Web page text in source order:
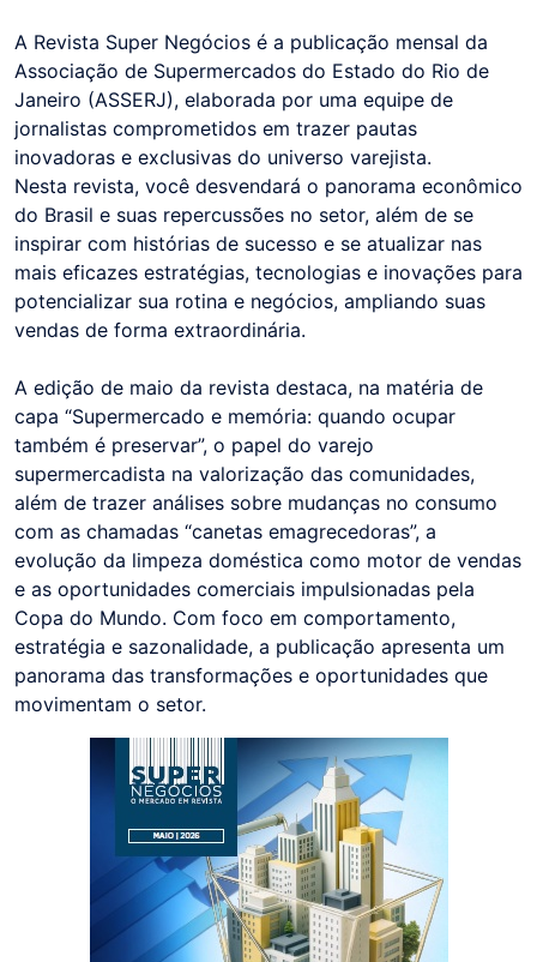
A Revista Super Negócios é a publicação mensal da
Associação de Supermercados do Estado do Rio de
Janeiro (ASSERJ), elaborada por uma equipe de
jornalistas comprometidos em trazer pautas
inovadoras e exclusivas do universo varejista.
Nesta revista, você desvendará o panorama econômico
do Brasil e suas repercussões no setor, além de se
inspirar com histórias de sucesso e se atualizar nas
mais eficazes estratégias, tecnologias e inovações para
potencializar sua rotina e negócios, ampliando suas
vendas de forma extraordinária.
A edição de maio da revista destaca, na matéria de
capa “Supermercado e memória: quando ocupar
também é preservar”, o papel do varejo
supermercadista na valorização das comunidades,
além de trazer análises sobre mudanças no consumo
com as chamadas “canetas emagrecedoras”, a
evolução da limpeza doméstica como motor de vendas
e as oportunidades comerciais impulsionadas pela
Copa do Mundo. Com foco em comportamento,
estratégia e sazonalidade, a publicação apresenta um
panorama das transformações e oportunidades que
movimentam o setor.